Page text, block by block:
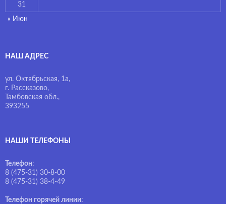
31
« Июн
НАШ АДРЕС
ул. Октябрьская, 1а,
г. Рассказово,
Тамбовская обл.,
393255
НАШИ ТЕЛЕФОНЫ
Телефон:
8 (475-31) 30-8-00
8 (475-31) 38-4-49
Телефон горячей линии: